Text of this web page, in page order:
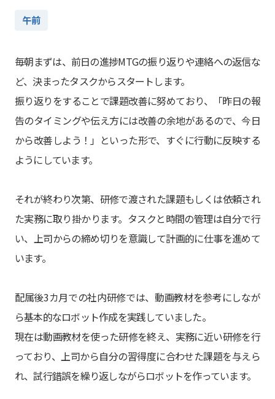
午前
毎朝まずは、前日の進捗MTGの振り返りや連絡への返信な
ど、決まったタスクからスタートします。
振り返りをすることで課題改善に努めており、「昨日の報
告のタイミングや伝え方には改善の余地があるので、今日
から改善しよう！」といった形で、すぐに行動に反映する
ようにしています。
それが終わり次第、研修で渡された課題もしくは依頼され
た実務に取り掛かります。タスクと時間の管理は自分で行
い、上司からの締め切りを意識して計画的に仕事を進めて
います。
配属後3カ月での社内研修では、動画教材を参考にしなが
ら基本的なロボット作成を実践していました。
現在は動画教材を使った研修を終え、実務に近い研修を行
っており、上司から自分の習得度に合わせた課題を与えら
れ、試行錯誤を繰り返しながらロボットを作っています。